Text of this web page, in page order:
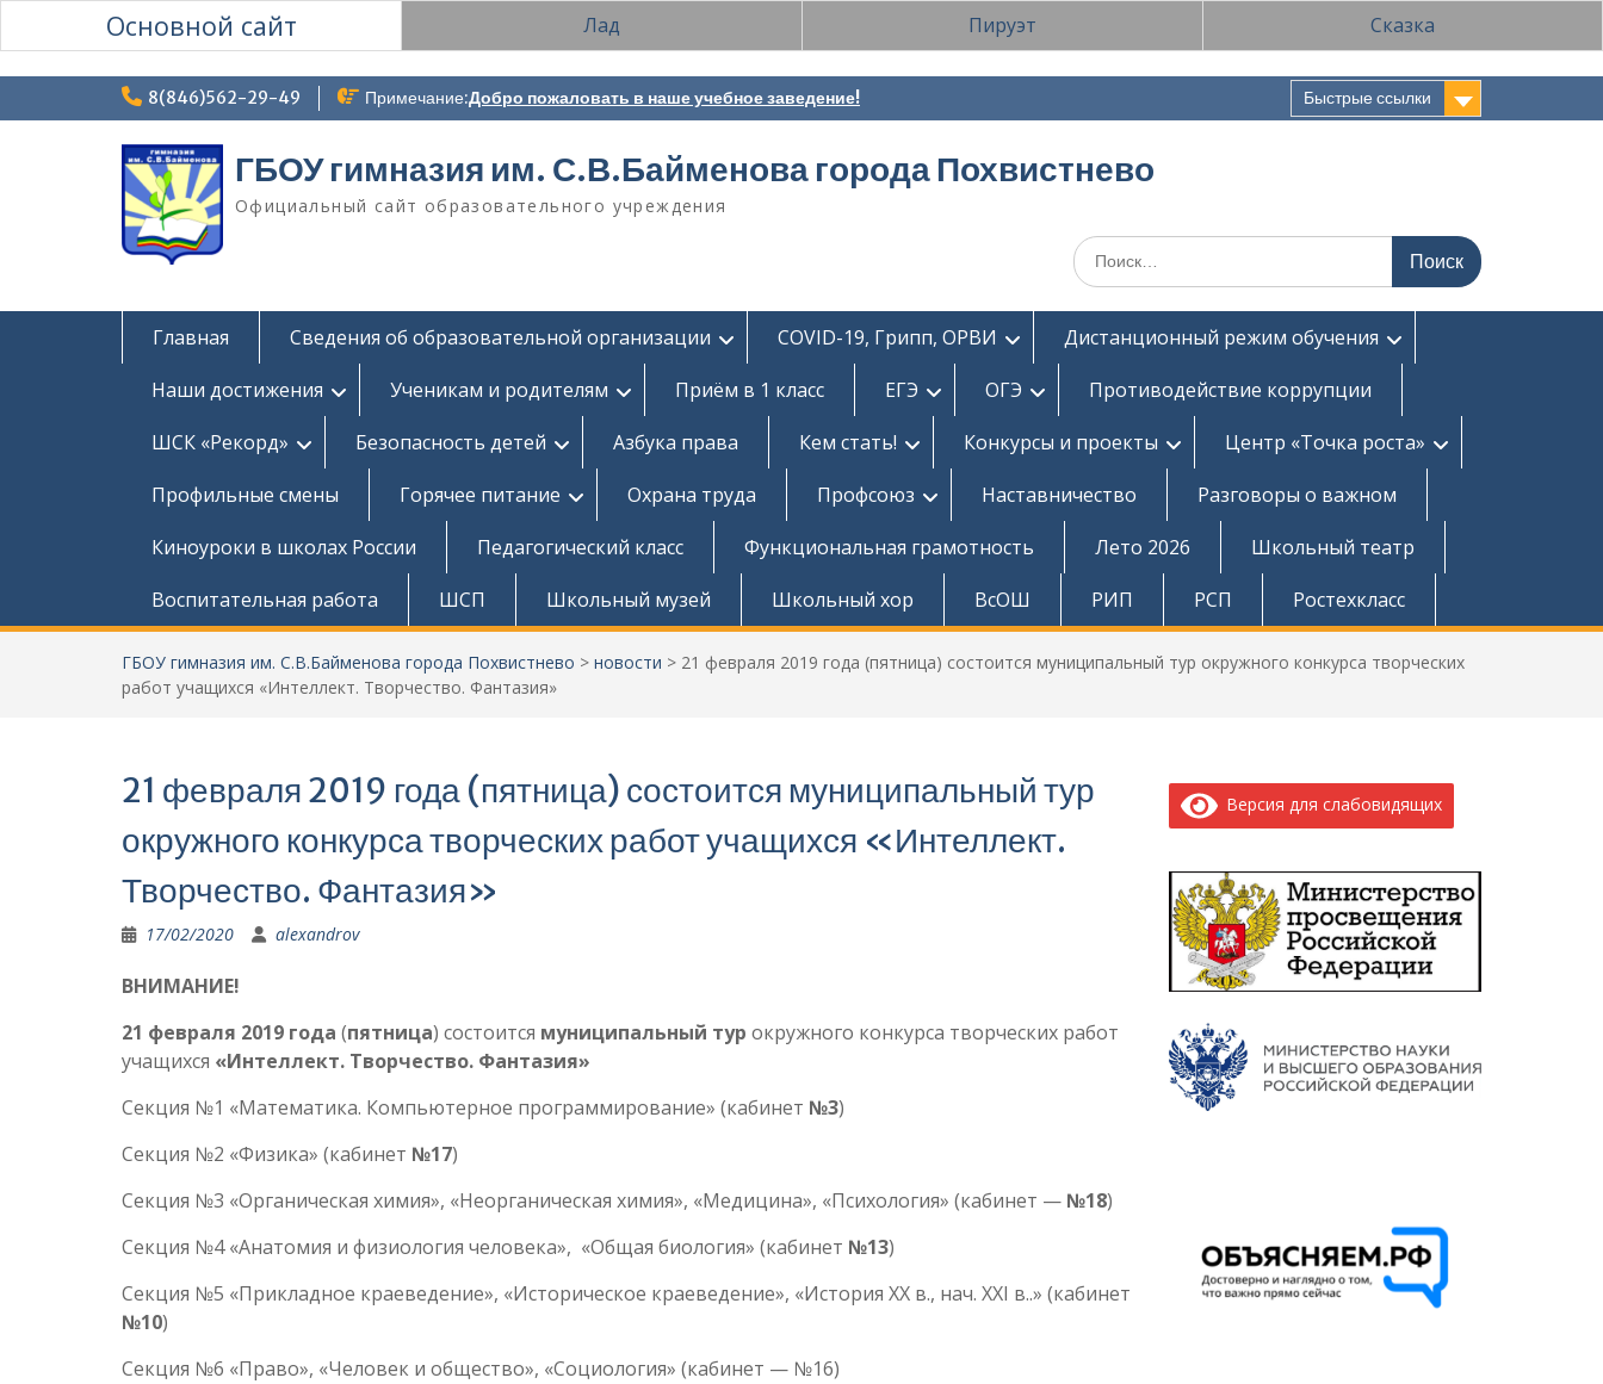
Основной сайт Лад Пируэт Сказка
8(846)562-29-49 Примечание:Добро пожаловать в наше учебное заведение! Быстрые ссылки
ГБОУ гимназия им. С.В.Байменова города Похвистнево
Официальный сайт образовательного учреждения
Поиск
по:
Главная Сведения об образовательной организации COVID-19, Грипп, ОРВИ
Дистанционный режим обучения
Наши достижения
Ученикам и родителям Приём в 1 класс ЕГЭ ОГЭ
Противодействие коррупции
ШСК «Рекорд»
Безопасность детей Азбука права Кем стать! Конкурсы и проекты
Центр «Точка роста»
Профильные смены
Горячее питание Охрана труда Профсоюз Наставничество
Разговоры о важном
Киноуроки в школах России
Педагогический класс Функциональная грамотность Лето 2026
Школьный театр
Воспитательная работа
ШСП Школьный музей Школьный хор ВсОШ РИП РСП Ростехкласс
ГБОУ гимназия им. С.В.Байменова города Похвистнево > новости > 21 февраля 2019 года (пятница) состоится муниципальный тур окружного конкурса творческих
работ учащихся «Интеллект. Творчество. Фантазия»
21 февраля 2019 года (пятница) состоится муниципальный тур
окружного конкурса творческих работ учащихся «Интеллект.
Творчество. Фантазия»
17/02/2020 alexandrov
ВНИМАНИЕ!
21 февраля 2019 года (пятница) состоится муниципальный тур окружного конкурса творческих работ
учащихся «Интеллект. Творчество. Фантазия»
Секция №1 «Математика. Компьютерное программирование» (кабинет №3)
Секция №2 «Физика» (кабинет №17)
Секция №3 «Органическая химия», «Неорганическая химия», «Медицина», «Психология» (кабинет — №18)
Секция №4 «Анатомия и физиология человека», «Общая биология» (кабинет №13)
Секция №5 «Прикладное краеведение», «Историческое краеведение», «История XX в., нач. XXI в..» (кабинет
№10)
Секция №6 «Право», «Человек и общество», «Социология» (кабинет — №16)
Версия для слабовидящих